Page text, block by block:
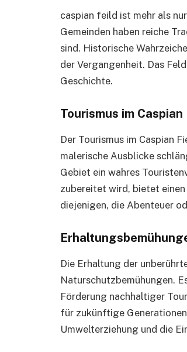
caspian feild ist mehr als
Gemeinden haben reiche
sind. Historische
der Vergangenheit. Das
Geschichte.
Tourismus im Caspian
Der Tourismus im Caspian
malerische Ausblicke
Gebiet ein wahres
zubereitet wird, bietet
diejenigen, die Abenteuer
Die Erhaltung der
Naturschutzbemühungen.
Förderung nachhaltiger
für zukünftige
Umwelterziehung und die